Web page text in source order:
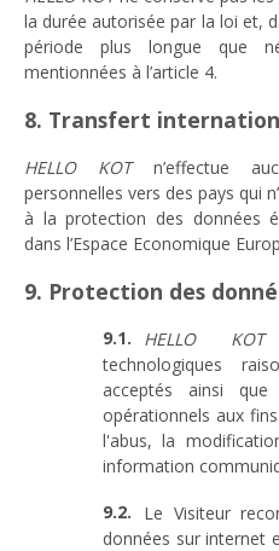
la durée autorisée par la loi et,
période plus longue que
mentionnées à l’article 4.
8. Transfert
HELLO KOTn’effectue
personnelles vers des pays qui
à la protection des données
dans l’Espace Economique
9. Protection des
HELLO KOT
technologiques
acceptés ainsi
opérationnels aux
l'abus, la
information
Le Visiteur
données sur internet